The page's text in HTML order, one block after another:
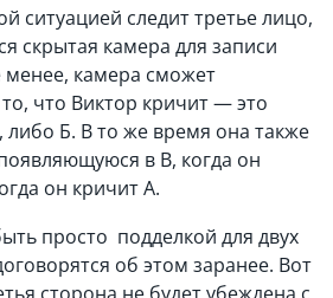
ситуацией следит третье лицо,
скрытая камера для записи
менее, камера сможет
что Виктор кричит — это
Б. В то же время она также
в В, когда он
он кричит А.
просто подделкой для двух
об этом заранее. Вот